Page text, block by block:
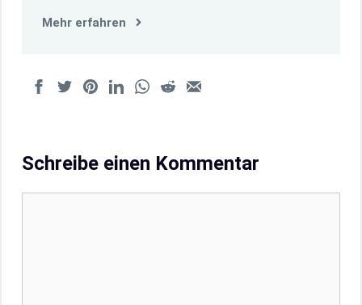
Mehr erfahren
Schreibe einen Kommentar